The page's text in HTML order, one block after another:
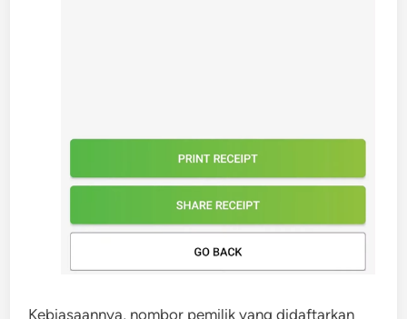
Kebiasaannya, nombor pemilik yang didaftarkan